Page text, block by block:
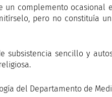
un complemento ocasional
pero no constituía
subsistencia sencillo y
del Departamento de